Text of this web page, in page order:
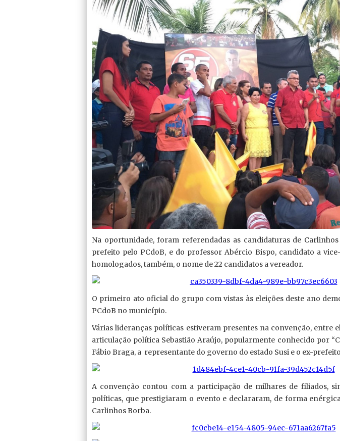
Na oportunidade, foram referendadas as candidaturas de
prefeito pelo PCdoB, e do professor Abércio Bispo, candidato a
homologados, também, o nome de 22 candidatos a vereador.
O primeiro ato oficial do grupo com vistas às eleições deste ano
PCdoB no município.
Várias lideranças políticas estiveram presentes na convenção, entre
articulação política Sebastião Araújo, popularmente conhecido por
Fábio Braga, a representante do governo do estado Susi e o ex-
A convenção contou com a participação de milhares de filiados,
políticas, que prestigiaram o evento e declararam, de forma
Carlinhos Borba.